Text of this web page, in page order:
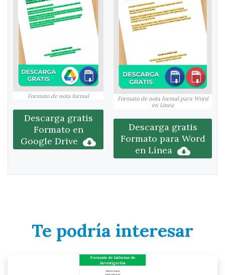
Formato de nota formal
Descarga gratis
Formato en
Google Drive
Formato de nota formal para Word
en Línea
Descarga gratis
Formato para Word
en Línea
Te podría interesar